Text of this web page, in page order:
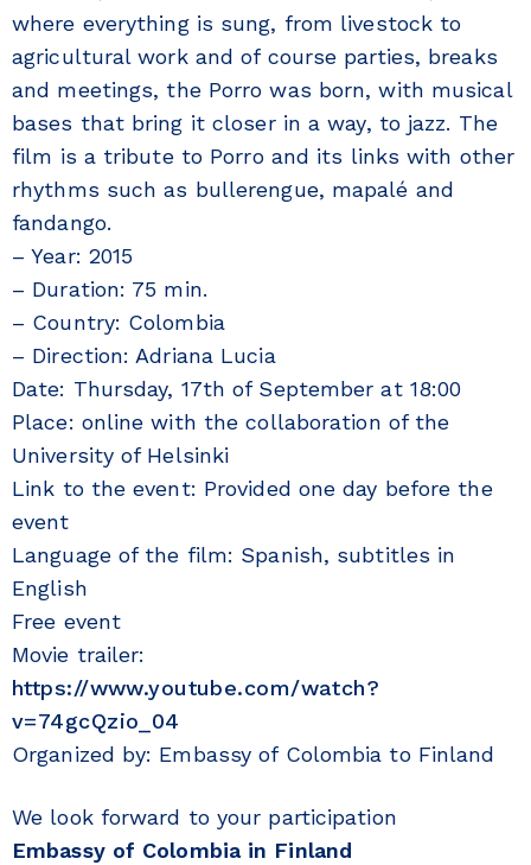
where everything is sung, from livestock to
agricultural work and of course parties, breaks
and meetings, the Porro was born, with musical
bases that bring it closer in a way, to jazz. The
film is a tribute to Porro and its links with other
rhythms such as bullerengue, mapalé and
fandango.
– Year: 2015
– Duration: 75 min.
– Country: Colombia
– Direction: Adriana Lucia
Date: Thursday, 17th of September at 18:00
Place: online with the collaboration of the
University of Helsinki
Link to the event: Provided one day before the
event
Language of the film: Spanish, subtitles in
English
Free event
Movie trailer:
https://www.youtube.com/watch?
v=74gcQzio_04
Organized by: Embassy of Colombia to Finland
We look forward to your participation
Embassy of Colombia in Finland